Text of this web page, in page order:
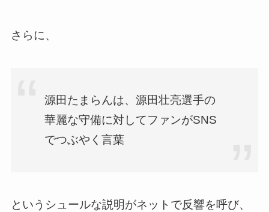
さらに、
源田たまらんは、源田壮亮選手の
華麗な守備に対してファンがSNS
でつぶやく言葉
というシュールな説明がネットで反響を呼び、